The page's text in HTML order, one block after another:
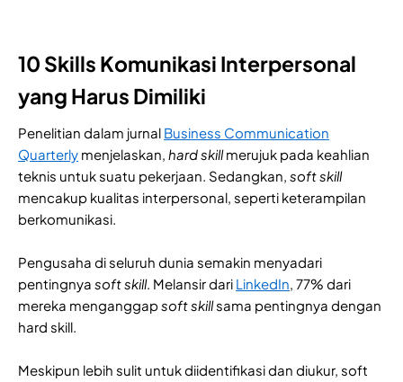
10 Skills Komunikasi Interpersonal
yang Harus Dimiliki
Penelitian dalam jurnal Business Communication
Quarterly menjelaskan, hard skillmerujuk pada keahlian
teknis untuk suatu pekerjaan. Sedangkan, soft skill
mencakup kualitas interpersonal, seperti keterampilan
berkomunikasi.
Pengusaha di seluruh dunia semakin menyadari
pentingnya soft skill. Melansir dari LinkedIn, 77% dari
mereka menganggapsoft skillsama pentingnya dengan
hard skill.
Meskipun lebih sulit untuk diidentifikasi dan diukur, soft